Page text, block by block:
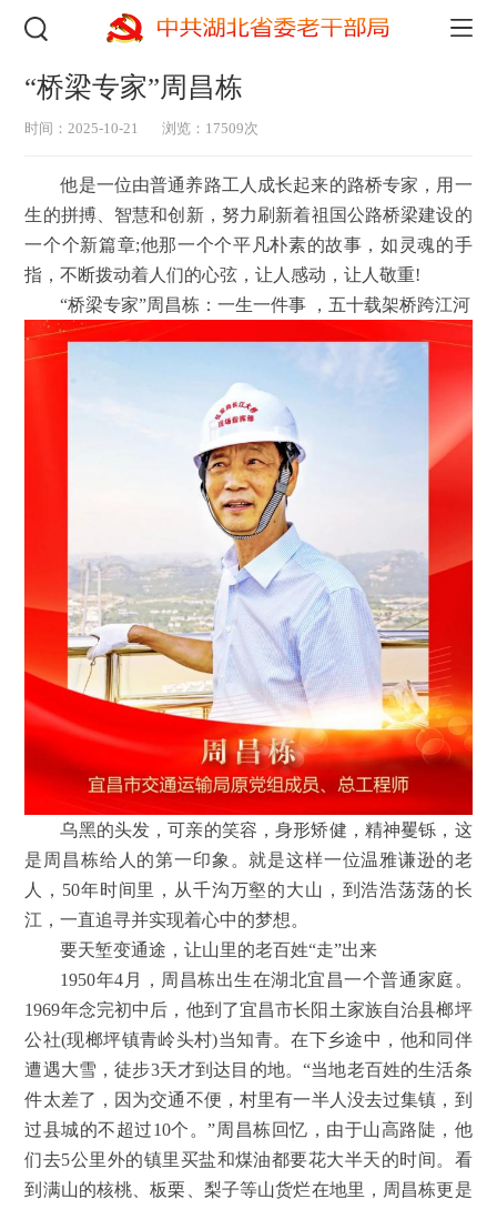
“桥梁专家”周昌栋
时间：2025-10-21 浏览：17509次
他是一位由普通养路工人成长起来的路桥专家，用一
生的拼搏、智慧和创新，努力刷新着祖国公路桥梁建设的
一个个新篇章;他那一个个平凡朴素的故事，如灵魂的手
指，不断拨动着人们的心弦，让人感动，让人敬重!
“桥梁专家”周昌栋：一生一件事 ，五十载架桥跨江河
乌黑的头发，可亲的笑容，身形矫健，精神矍铄，这
是周昌栋给人的第一印象。就是这样一位温雅谦逊的老
人，50年时间里，从千沟万壑的大山，到浩浩荡荡的长
江，一直追寻并实现着心中的梦想。
要天堑变通途，让山里的老百姓“走”出来
1950年4月，周昌栋出生在湖北宜昌一个普通家庭。
1969年念完初中后，他到了宜昌市长阳土家族自治县榔坪
公社(现榔坪镇青岭头村)当知青。在下乡途中，他和同伴
遭遇大雪，徒步3天才到达目的地。“当地老百姓的生活条
件太差了，因为交通不便，村里有一半人没去过集镇，到
过县城的不超过10个。”周昌栋回忆，由于山高路陡，他
们去5公里外的镇里买盐和煤油都要花大半天的时间。看
到满山的核桃、板栗、梨子等山货烂在地里，周昌栋更是